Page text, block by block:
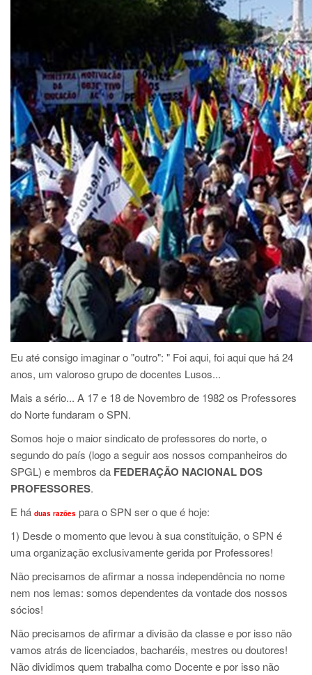
Eu até consigo imaginar o "outro": " Foi aqui, foi aqui que há 24
anos, um valoroso grupo de docentes Lusos...
Mais a sério... A 17 e 18 de Novembro de 1982 os Professores
do Norte fundaram o SPN.
Somos hoje o maior sindicato de professores do norte, o
segundo do país (logo a seguir aos nossos companheiros do
SPGL) e membros da FEDERAÇÃO NACIONAL DOS
PROFESSORES.
E há duas razões para o SPN ser o que é hoje:
1) Desde o momento que levou à sua constituição, o SPN é
uma organização exclusivamente gerida por Professores!
Não precisamos de afirmar a nossa independência no nome
nem nos lemas: somos dependentes da vontade dos nossos
sócios!
Não precisamos de afirmar a divisão da classe e por isso não
vamos atrás de licenciados, bacharéis, mestres ou doutores!
Não dividimos quem trabalha como Docente e por isso não